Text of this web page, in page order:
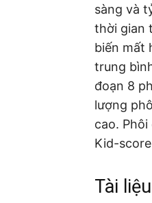
sàng và
thời gian
biến mất
trung
đoạn 8
lượng
cao.
Kid-
Tài